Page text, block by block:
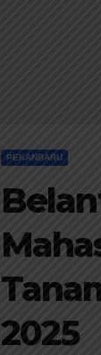
PEKANBARU
2025